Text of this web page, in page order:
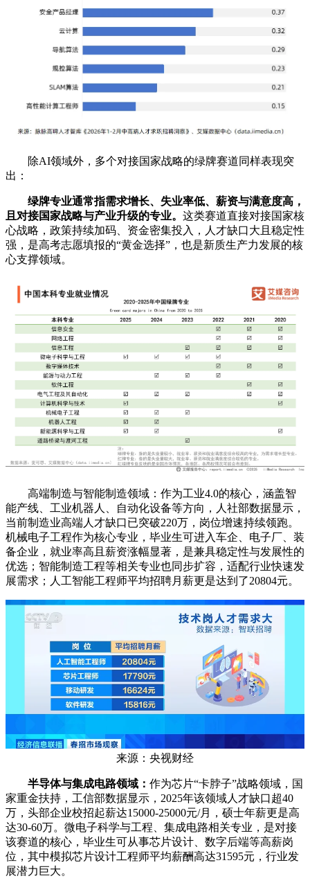
除AI领域外，多个对接国家战略的绿牌赛道同样表现突
出：
绿牌专业通常指需求增长、失业率低、薪资与满意度高，
且对接国家战略与产业升级的专业。 这类赛道直接对接国家核
心战略，政策持续加码、资金密集投入，人才缺口大且稳定性
强，是高考志愿填报的“黄金选择”，也是新质生产力发展的核
心支撑领域。
高端制造与智能制造领域：作为工业4.0的核心，涵盖智
能产线、工业机器人、自动化设备等方向，人社部数据显示，
当前制造业高端人才缺口已突破220万，岗位增速持续领跑。
机械电子工程作为核心专业，毕业生可进入车企、电子厂、装
备企业，就业率高且薪资涨幅显著，是兼具稳定性与发展性的
优选；智能制造工程等相关专业也同步扩容，适配行业快速发
展需求；人工智能工程师平均招聘月薪更是达到了20804元。
来源：央视财经
半导体与集成电路领域： 作为芯片“卡脖子”战略领域，国
家重金扶持，工信部数据显示，2025年该领域人才缺口超40
万，头部企业校招起薪达15000-25000元/月，硕士年薪更是高
达30-60万。微电子科学与工程、集成电路相关专业，是对接
该赛道的核心，毕业生可从事芯片设计、数字后端等高薪岗
位，其中模拟芯片设计工程师平均薪酬高达31595元，行业发
展潜力巨大。